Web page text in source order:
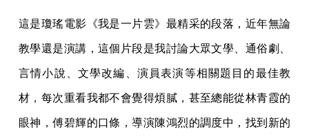
這是瓊瑤電影《我是一片雲》最精采的段落，近年無論
教學還是演講，這個片段是我討論大眾文學、通俗劇、
言情小說、文學改編、演員表演等相關題目的最佳教
材，每次重看我都不會覺得煩膩，甚至總能從林青霞的
眼神，傅碧輝的口條，導演陳鴻烈的調度中，找到新的